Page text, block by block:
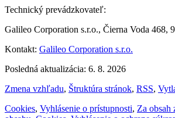
Technický prevádzkovateľ:
Galileo Corporation s.r.o., Čierna Voda 468,
Kontakt: Galileo Corporation s.r.o.
Posledná aktualizácia: 6. 8. 2026
Zmena vzhľadu, Štruktúra stránok, RSS,
Cookies, Vyhlásenie o prístupnosti, Za obsah